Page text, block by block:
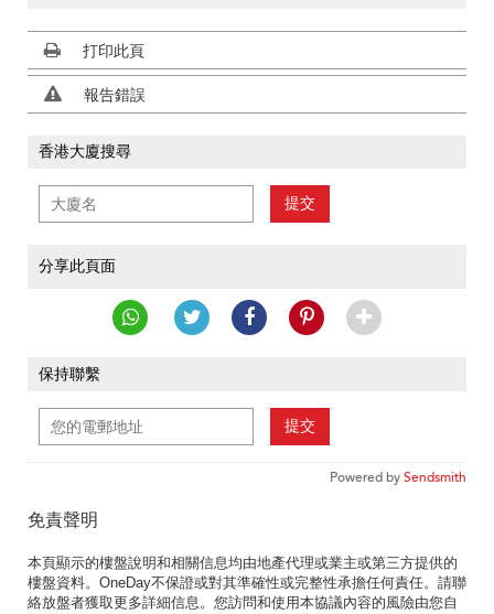
打印此頁
報告錯誤
香港大廈搜尋
提交
分享此頁面
保持聯繫
提交
Powered bySendsmith
免責聲明
本頁顯示的樓盤說明和相關信息均由地產代理或業主或第三方提供的
樓盤資料。OneDay不保證或對其準確性或完整性承擔任何責任。請聯
絡放盤者獲取更多詳細信息。您訪問和使用本協議內容的風險由您自